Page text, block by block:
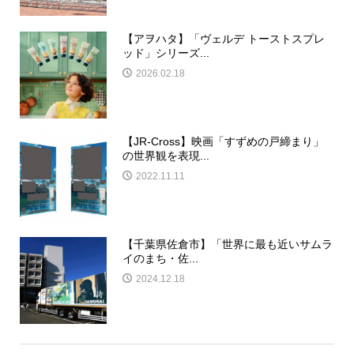
【アヲハタ】「ヴェルデ トーストスプレ
ッド」シリーズ...
2026.02.18
【JR-Cross】映画「すずめの戸締まり」
の世界観を表現...
2022.11.11
【千葉県佐倉市】「世界に最も近いサムラ
イのまち・佐...
2024.12.18